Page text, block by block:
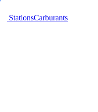
StationsCarburants